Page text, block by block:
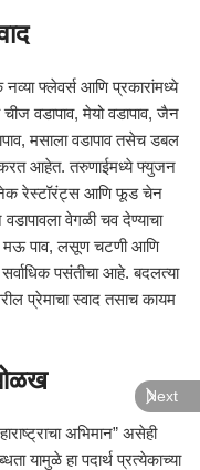
फ्लेवर्स आणि प्रकारांमध्ये
वडापाव, मेयो वडापाव, जैन
मसाला वडापाव तसेच डबल
करत आहेत. तरुणाईमध्ये फ्युजन
रेस्टॉरंट्स आणि फूड चेन
वेगळी चव देण्याचा
मऊ पाव, लसूण चटणी आणि
पसंतीचा आहे. बदलत्या
प्रेमाचा स्वाद तसाच कायम
ओळख
अभिमान” असेही
यामुळे हा पदार्थ प्रत्येकाच्या
Next